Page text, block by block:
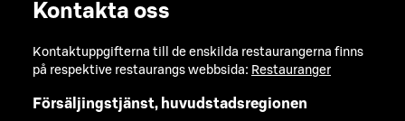
Kontakta oss
Kontaktuppgifterna till de enskilda restaurangerna finns
på respektive restaurangs webbsida: Restauranger
Försäljingstjänst, huvudstadsregionen